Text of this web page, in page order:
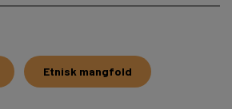
Etnisk mangfold